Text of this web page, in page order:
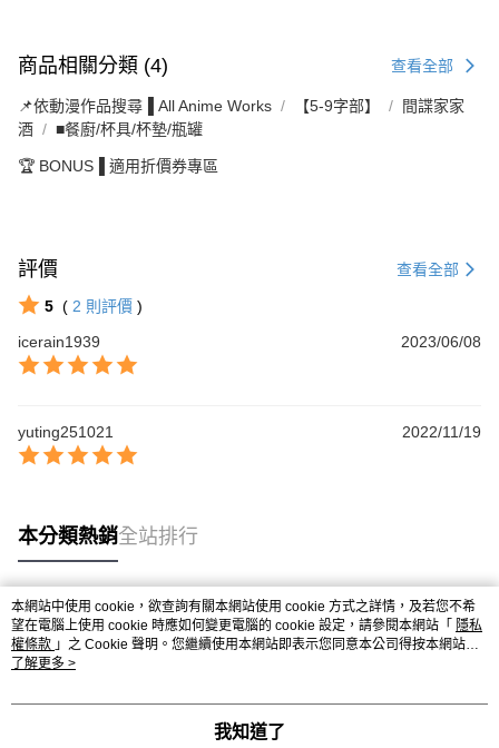
商品相關分類 (4) 查看全部
📌依動漫作品搜尋▐ All Anime Works 【5-9字部】
間諜家家
酒
■餐廚/杯具/杯墊/瓶罐
🏆 BONUS▐ 適用折價券專區
評價 查看全部
5 ( 2 則評價 )
icerain1939
2023/06/08
yuting251021 2022/11/19
本分類熱銷全站排行
熱門標籤
本網站中使用 cookie，欲查詢有關本網站使用 cookie 方式之詳情，及若您不希
望在電腦上使用 cookie 時應如何變更電腦的 cookie 設定，請參閱本網站「 隱私
權條款 」之 Cookie 聲明。您繼續使用本網站即表示您同意本公司得按本網站使
用條款之 Cookie 聲明使用 cookie。
了解更多 >
我知道了